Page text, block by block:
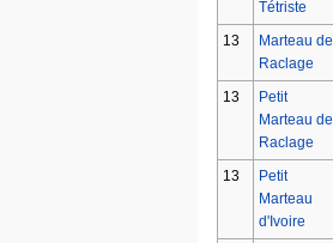
Tétriste
13
Marteau de
Raclage
13
Petit
Marteau de
Raclage
13
Petit
Marteau
d'Ivoire